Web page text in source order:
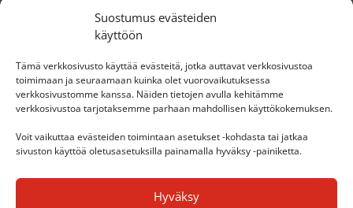
Suostumus evästeiden
käyttöön
Tämä verkkosivusto käyttää evästeitä, jotka auttavat verkkosivustoa
toimimaan ja seuraamaan kuinka olet vuorovaikutuksessa
verkkosivustomme kanssa. Näiden tietojen avulla kehitämme
verkkosivustoa tarjotaksemme parhaan mahdollisen käyttökokemuksen.
Voit vaikuttaa evästeiden toimintaan asetukset -kohdasta tai jatkaa
sivuston käyttöä oletusasetuksilla painamalla hyväksy -painiketta.
Hyväksy
Ihmiset
Konserni
Ota yhteyttä